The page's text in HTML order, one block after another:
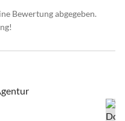
Bewertung abgegeben.